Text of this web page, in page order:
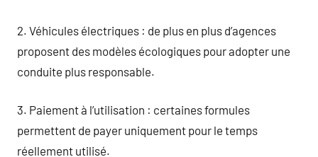
2. Véhicules électriques : de plus en plus d’agences
proposent des modèles écologiques pour adopter une
conduite plus responsable.
3. Paiement à l’utilisation : certaines formules
permettent de payer uniquement pour le temps
réellement utilisé.